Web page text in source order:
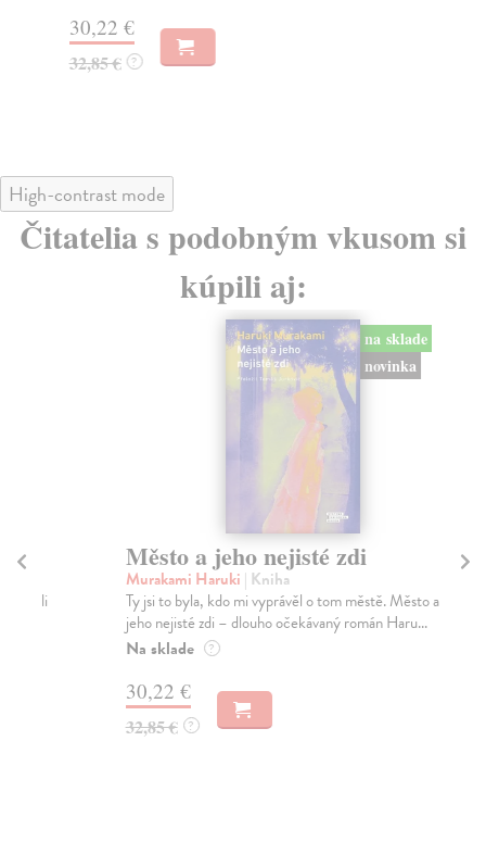
30,22 €
32,85 € ?
High-contrast mode
Čitatelia s podobným vkusom si
kúpili aj:
na sklade
novinka
Město a jeho nejisté zdi
Murakami Haruki| Kniha
Ty jsi to byla, kdo mi vyprávěl o tom městě. Město a
jeho nejisté zdi – dlouho očekávaný román Haru...
Na sklade ?
30,22 €
?